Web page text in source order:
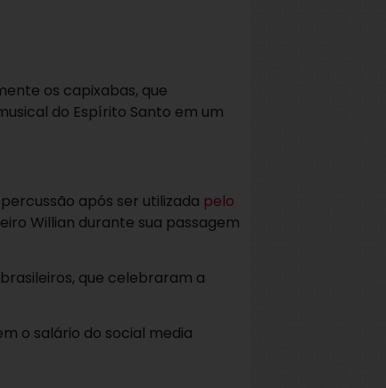
os capixabas, que
do Espírito Santo em um
após ser utilizada pelo
Willian durante sua passagem
que celebraram a
o salário do social media